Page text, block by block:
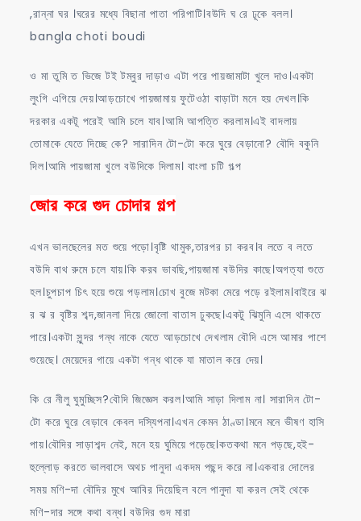
,রান্না ঘর ।ঘরের মধ্যে বিছানা পাতা পরিপাটি।বউদি ঘ রে ঢূকে বলল।
bangla choti boudi
ও মা তুমি ত ভিজে টই টম্বুর দাড়াও এটা পরে পায়জামাটা খুলে দাও।একটা
লুংগি এগিয়ে দেয়।আড়চোখে পায়জামায় ফুটেওঠা বাড়াটা মনে হয় দেখল।কি
দরকার একটূ পরেই আমি চলে যাব।আমি আপত্তি করলাম।এই বাদলায়
তোমাকে যেতে দিচ্ছে কে? সারাদিন টো-টো করে ঘুরে বেড়ানো? বৌদি বকুনি
দিল।আমি পায়জামা খুলে বউদিকে দিলাম। বাংলা চটি গল্প
জোর করে গুদ চোদার গল্প
এখন ভালছেলের মত শুয়ে পড়ো।বৃষ্টি থামুক,তারপর চা করব।ব লতে ব লতে
বউদি বাথ রুমে চলে যায়।কি করব ভাবছি,পায়জামা বউদির কাছে।অগত্যা শুতে
হল।চুপচাপ চিৎ হয়ে শুয়ে পড়লাম।চোখ বুজে মটকা মেরে পড়ে রইলাম।বাইরে ঝ
র ঝ র বৃষ্টির শব্দ,জানলা দিয়ে জোলো বাতাস ঢুকছে।একটু ঝিমুনি এসে থাকতে
পারে।একটা সুন্দর গন্ধ নাকে যেতে আড়চোখে দেখলাম বৌদি এসে আমার পাশে
শুয়েছে। মেয়েদের গায়ে একটা গন্ধ থাকে যা মাতাল করে দেয়।
কি রে নীলু ঘুমুচ্ছিস?বৌদি জিজ্ঞেস করল।আমি সাড়া দিলাম না। সারাদিন টো-
টো করে ঘুরে বেড়াবে কেবল দস্যিপনা।এখন কেমন ঠাণ্ডা।মনে মনে ভীষণ হাসি
পায়।বৌদির সাড়াশব্দ নেই, মনে হয় ঘুমিয়ে পড়েছে।কতকথা মনে পড়ছে,হই-
হুল্লোড় করতে ভালবাসে অথচ পানুদা একদম পছন্দ করে না।একবার দোলের
সময় মণি-দা বৌদির মুখে আবির দিয়েছিল বলে পানুদা যা করল সেই থেকে
মণি-দার সঙ্গে কথা বন্ধ। বউদির গুদ মারা